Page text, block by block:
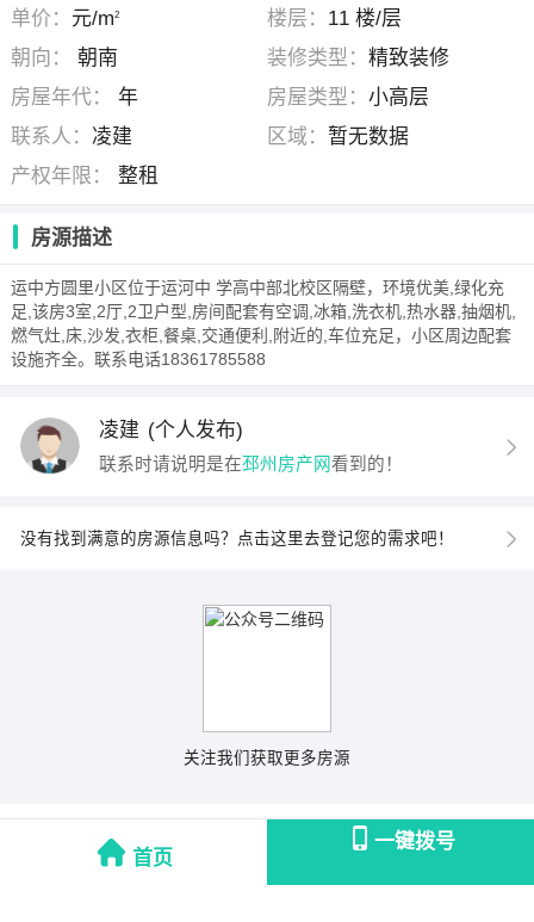
首页
一键拨号
单价： 元/m2 楼层： 11 楼/层
朝向：
朝南 装修类型： 精致装修
房屋年代：
年 房屋类型： 小高层
联系人： 凌建 区域： 暂无数据
产权年限：
整租
房源描述
运中方圆里小区位于运河中 学高中部北校区隔壁，环境优美,绿化充
足,该房3室,2厅,2卫户型,房间配套有空调,冰箱,洗衣机,热水器,抽烟机,
燃气灶,床,沙发,衣柜,餐桌,交通便利,附近的,车位充足，小区周边配套
设施齐全。联系电话18361785588
凌建 (个人发布)
联系时请说明是在邳州房产网看到的！
没有找到满意的房源信息吗？点击这里去登记您的需求吧！
关注我们获取更多房源